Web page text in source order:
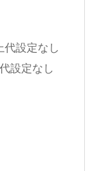
代設定なし
設定なし